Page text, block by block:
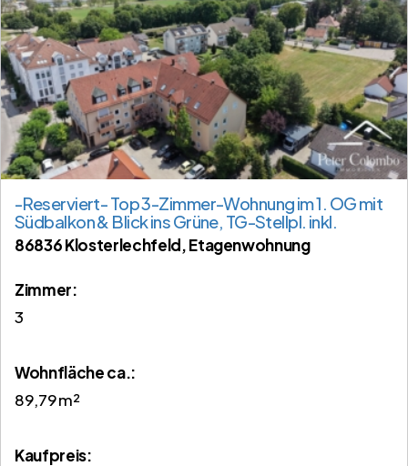
-Reserviert- Top 3-Zimmer-Wohnung im 1. OG mit
Südbalkon & Blick ins Grüne, TG-Stellpl. inkl.
86836 Klosterlechfeld, Etagenwohnung
Zimmer:
3
Wohnfläche ca.:
89,79 m²
Kaufpreis: